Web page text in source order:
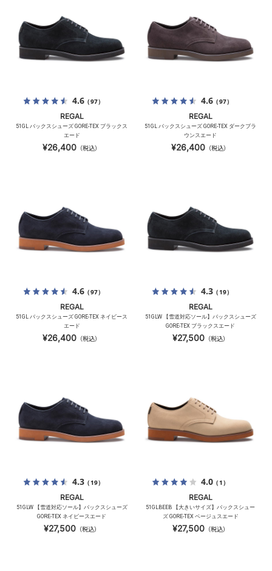
4.6（97）
REGAL
51GL バックスシューズ GORE-TEX ブラックス
エード
¥26,400 （税込）
4.6（97）
REGAL
51GL バックスシューズ GORE-TEX ダークブラ
ウンスエード
¥26,400 （税込）
4.6（97）
REGAL
51GL バックスシューズ GORE-TEX ネイビース
エード
¥26,400 （税込）
4.3（19）
REGAL
51GLW 【雪道対応ソール】バックスシューズ
GORE-TEX ブラックスエード
¥27,500（税込）
4.3（19）
REGAL
51GLW 【雪道対応ソール】バックスシューズ
GORE-TEX ネイビースエード
¥27,500（税込）
4.0（1）
REGAL
51GLBEEB 【大きいサイズ】バックスシュー
ズ GORE-TEX ベージュスエード
¥27,500（税込）